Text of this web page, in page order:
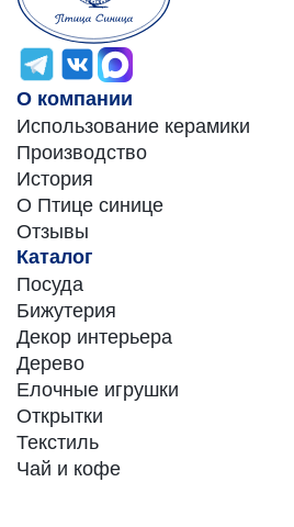
О компании
Использование керамики
Производство
История
О Птице синице
Отзывы
Каталог
Посуда
Бижутерия
Декор интерьера
Дерево
Елочные игрушки
Открытки
Текстиль
Чай и кофе